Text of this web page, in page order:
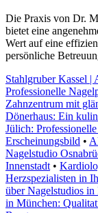
Die Praxis von Dr.
bietet eine
Wert auf eine
persönliche
Stahlgruber Kassel |
Professionelle
Zahnzentrum mit
Dönerhaus: Ein
Jülich:
Erscheinungsbild •
Nagelstudio
Innenstadt •
Herzspezialisten in
über Nagelstudios in
in München: